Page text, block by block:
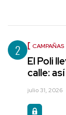
2 CAMPAÑAS
El Poli
calle:
julio 31, 2026